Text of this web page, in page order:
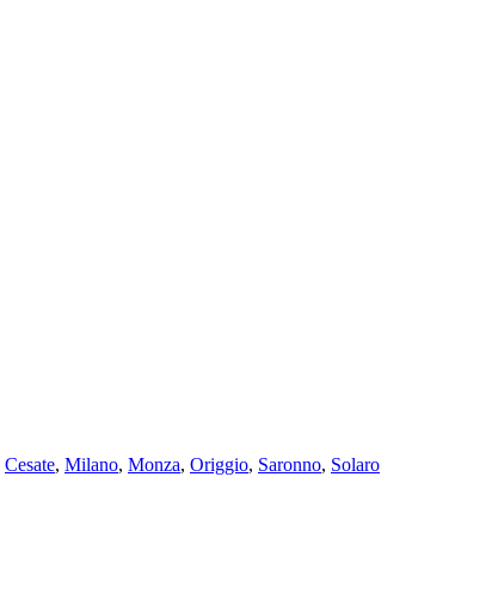
Cesate, Milano, Monza, Origgio, Saronno, Solaro